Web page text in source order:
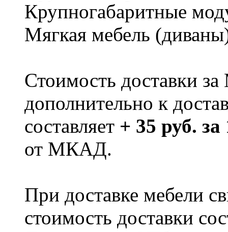
Крупногабаритные
Мягкая мебель
Стоимость доставки
дополнительно к
составляет + 35 руб.
от МКАД.
При доставке мебели
стоимость доставки